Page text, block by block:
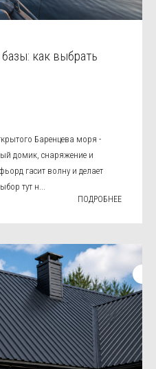
как выбрать
Баренцева моря -
домик, снаряжение и
гасит волну и делает
тут н...
ПОДРОБНЕЕ